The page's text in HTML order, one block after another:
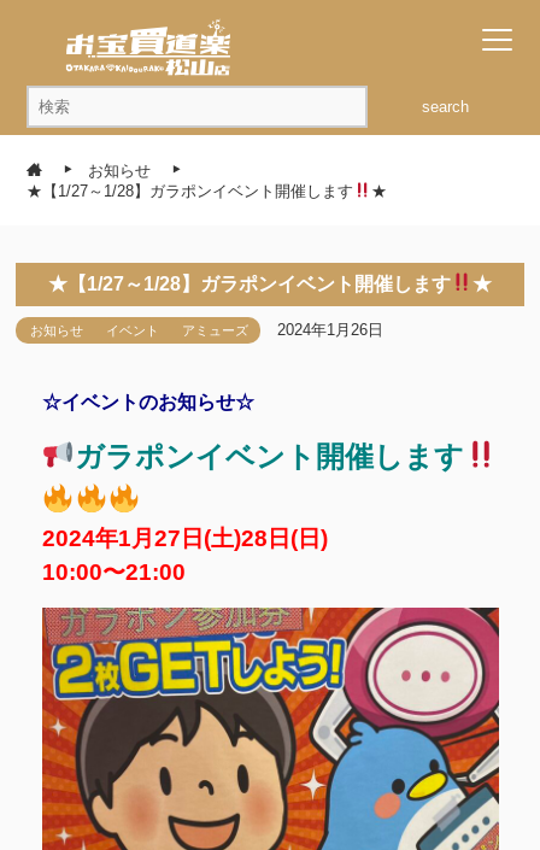
search
お知らせ
★【1/27～1/28】ガラポンイベント開催します
★
★【1/27～1/28】ガラポンイベント開催します ★
お知らせ イベント アミューズ 2024年1月26日
☆イベントのお知らせ☆
ガラポンイベント開催します
2024年1月27日(土)28日(日)
10:00〜21:00